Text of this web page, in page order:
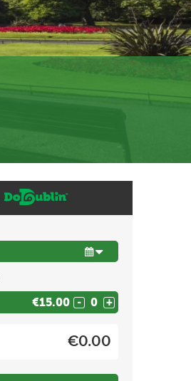
€15.00 - +
€0.00